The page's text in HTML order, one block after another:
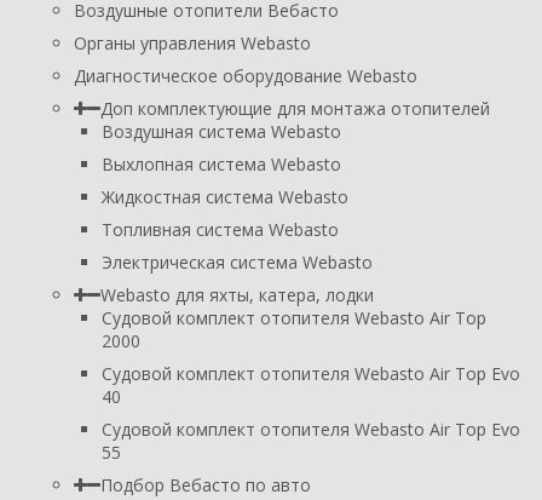
Воздушные отопители Вебасто
Органы управления Webasto
Диагностическое оборудование Webasto
Доп комплектующие для монтажа отопителей
Воздушная система Webasto
Выхлопная система Webasto
Жидкостная система Webasto
Топливная система Webasto
Электрическая система Webasto
Webasto для яхты, катера, лодки
Судовой комплект отопителя Webasto Air Top
2000
Судовой комплект отопителя Webasto Air Top Evo
40
Судовой комплект отопителя Webasto Air Top Evo
55
Подбор Вебасто по авто